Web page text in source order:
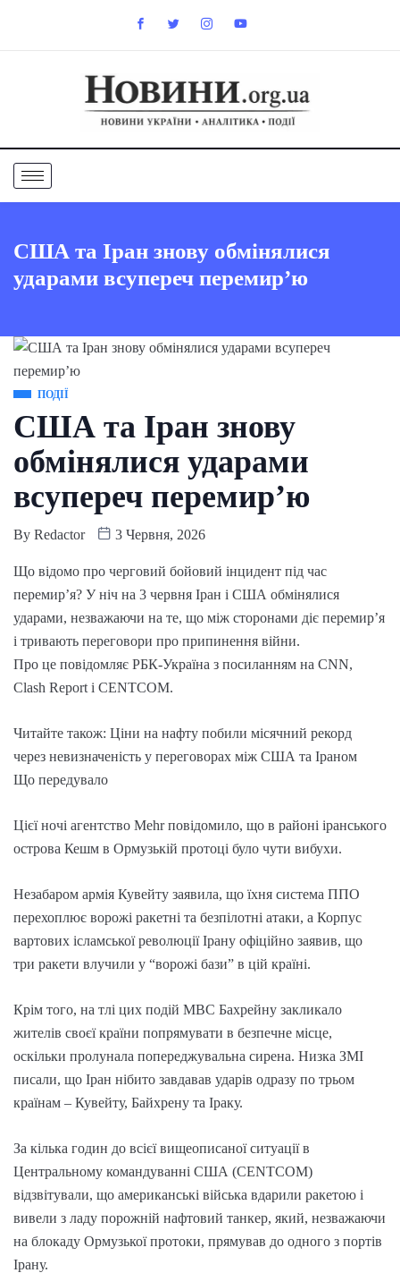
США та Іран знову обмінялися
ударами всупереч перемир’ю
ПОДІЇ
США та Іран знову
обмінялися ударами
всупереч перемир’ю
By Redactor 3 Червня, 2026
Що відомо про черговий бойовий інцидент під час
перемир’я? У ніч на 3 червня Іран і США обмінялися
ударами, незважаючи на те, що між сторонами діє перемир’я
і тривають переговори про припинення війни.
Про це повідомляє РБК-Україна з посиланням на CNN,
Clash Report і CENTCOM.
Читайте також: Ціни на нафту побили місячний рекорд
через невизначеність у переговорах між США та Іраном
Що передувало
Цієї ночі агентство Mehr повідомило, що в районі іранського
острова Кешм в Ормузькій протоці було чути вибухи.
Незабаром армія Кувейту заявила, що їхня система ППО
перехоплює ворожі ракетні та безпілотні атаки, а Корпус
вартових ісламської революції Ірану офіційно заявив, що
три ракети влучили у “ворожі бази” в цій країні.
Крім того, на тлі цих подій МВС Бахрейну закликало
жителів своєї країни попрямувати в безпечне місце,
оскільки пролунала попереджувальна сирена. Низка ЗМІ
писали, що Іран нібито завдавав ударів одразу по трьом
країнам – Кувейту, Байхрену та Іраку.
За кілька годин до всієї вищеописаної ситуації в
Центральному командуванні США (CENTCOM)
відзвітували, що американські війська вдарили ракетою і
вивели з ладу порожній нафтовий танкер, який, незважаючи
на блокаду Ормузької протоки, прямував до одного з портів
Ірану.